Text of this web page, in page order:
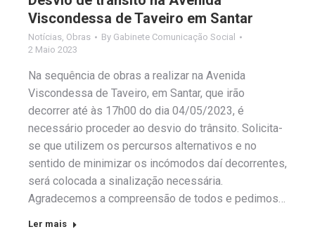
Viscondessa de Taveiro em Santar
Notícias Obras By Gabinete Comunicação Social
2 Maio 2023
Na sequência de obras a realizar na Avenida
Viscondessa de Taveiro, em Santar, que irão
decorrer até às 17h00 do dia 04/05/2023, é
necessário proceder ao desvio do trânsito. Solicita-
se que utilizem os percursos alternativos e no
sentido de minimizar os incómodos daí decorrentes,
será colocada a sinalização necessária.
Agradecemos a compreensão de todos e pedimos…
Ler mais